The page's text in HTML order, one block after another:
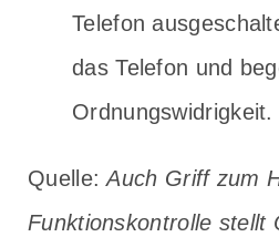
Telefon
das Telefon und
Ordnungswidrigkeit.
Quelle:Auch Griff zum
Funktionskontrolle stellt